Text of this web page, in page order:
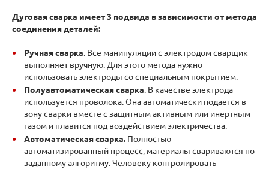
Дуговая сварка имеет 3 подвида в зависимости от метода
соединения деталей:
Ручная сварка. Все манипуляции с электродом сварщик
выполняет вручную. Для этого метода нужно
использовать электроды со специальным покрытием.
Полуавтоматическая сварка. В качестве электрода
используется проволока. Она автоматически подается в
зону сварки вместе с защитным активным или инертным
газом и плавится под воздействием электричества.
Автоматическая сварка. Полностью
автоматизированный процесс, материалы свариваются по
заданному алгоритму. Человеку контролировать